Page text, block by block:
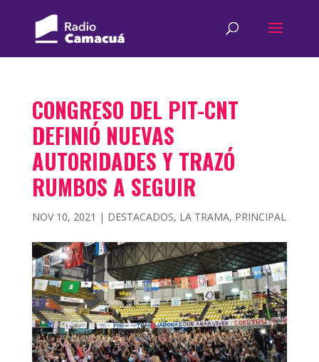
CONGRESO DEL PIT-CNT
DEFINIÓ NUEVAS
AUTORIDADES Y TRAZÓ
RUMBOS A SEGUIR
NOV 10, 2021 | DESTACADOS, LA TRAMA, PRINCIPAL